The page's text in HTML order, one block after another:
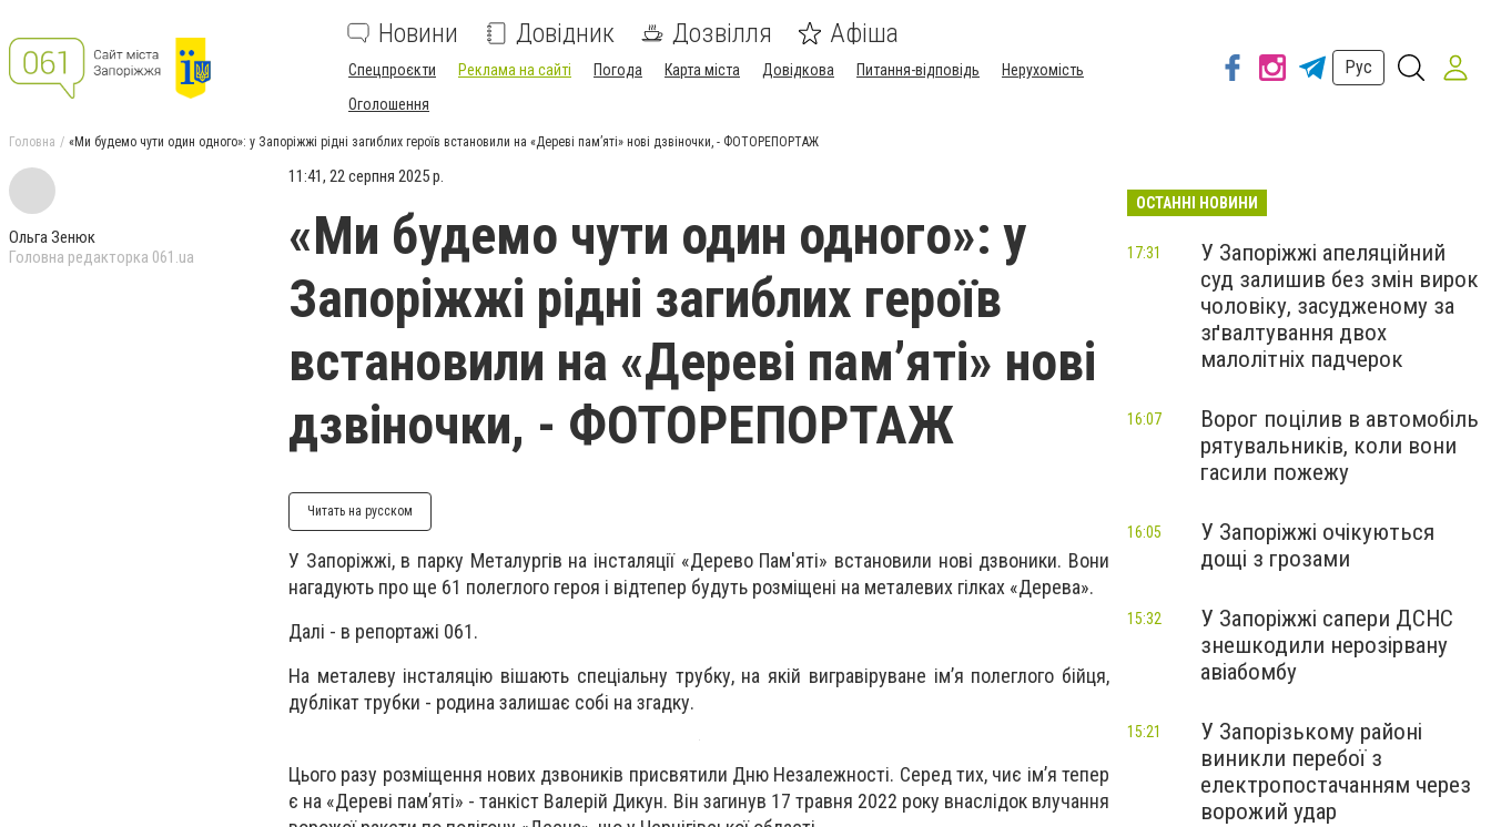
Новини Довідник Дозвілля Афіша
Спецпроєкти Реклама на сайті Погода Карта міста Довідкова Питання-відповідь
Нерухомість
Оголошення
Рус
Головна «Ми будемо чути один одного»: у Запоріжжі рідні загиблих героїв встановили на «Дереві памʼяті» нові дзвіночки, - ФОТОРЕПОРТАЖ
Ольга Зенюк
Головна редакторка 061.ua
11:41, 22 серпня 2025 р.
«Ми будемо чути один одного»: у
Запоріжжі рідні загиблих героїв
встановили на «Дереві памʼяті» нові
дзвіночки, - ФОТОРЕПОРТАЖ
Читать на русском
У Запоріжжі, в парку Металургів на інсталяції «Дерево Пам'яті» встановили нові дзвоники. Вони
нагадують про ще 61 полеглого героя і відтепер будуть розміщені на металевих гілках «Дерева».
Далі - в репортажі 061.
На металеву інсталяцію вішають спеціальну трубку, на якій вигравіруване імʼя полеглого бійця,
дублікат трубки - родина залишає собі на згадку.
Цього разу розміщення нових дзвоників присвятили Дню Незалежності. Серед тих, чиє імʼя тепер
є на «Дереві памʼяті» - танкіст Валерій Дикун. Він загинув 17 травня 2022 року внаслідок влучання
ОСТАННІ НОВИНИ
У Запоріжжі апеляційний
суд залишив без змін вирок
чоловіку, засудженому за
зґвалтування двох
малолітніх падчерок
17:31
Ворог поцілив в автомобіль
рятувальників, коли вони
гасили пожежу
16:07
У Запоріжжі очікуються
дощі з грозами
16:05
У Запоріжжі сапери ДСНС
знешкодили нерозірвану
авіабомбу
15:32
У Запорізькому районі
виникли перебої з
електропостачанням через
ворожий удар
15:21